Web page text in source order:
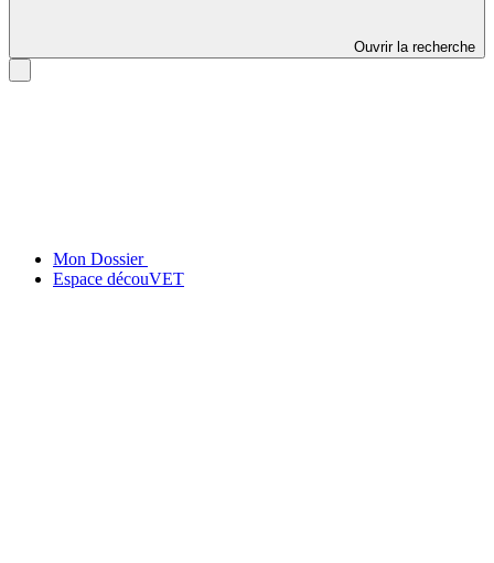
Ouvrir la recherche
Mon Dossier
Espace découVET